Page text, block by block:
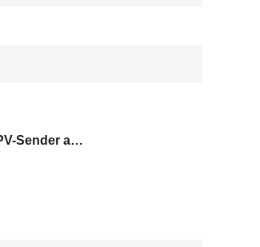
1080MHz-1360MHz FPV-Sender aus Shenzhen